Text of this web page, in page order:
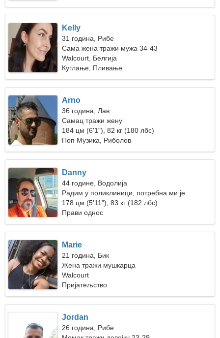
Kelly
31 година, Рибе
Сама жена тражи мужа 34-43
Walcourt, Белгија
Куглање, Пливање
Arno
36 година, Лав
Самац тражи жену
184 цм (6'1"), 82 кг (180 лбс)
Поп Музика, Риболов
Danny
44 године, Водолија
Радим у поликлиници, потребна ми је
духовита жена
178 цм (5'11"), 83 кг (182 лбс)
Прави однос
Marie
21 година, Бик
Жена тражи мушкарца
Walcourt
Пријатељство
Jordan
26 година, Рибе